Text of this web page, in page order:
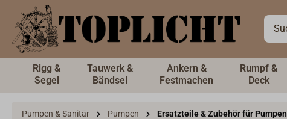
springen
Rigg &
Segel
Tauwerk &
Bändsel
Ankern &
Festmachen
Rumpf &
Deck
Pumpen & Sanitär Pumpen Ersatzteile & Zubehör für Pumpen